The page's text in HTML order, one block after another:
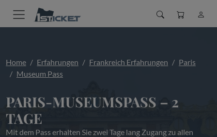
Home Erfahrungen Frankreich Erfahrungen
Paris
Museum Pass
PARIS-MUSEUMSPASS – 2
TAGE
Mit dem Pass erhalten Sie zwei Tage lang Zugang zu allen